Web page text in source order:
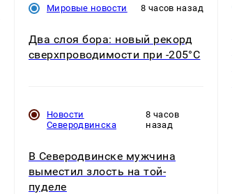
Мировые новости 8 часов назад
Два слоя бора: новый рекорд
сверхпроводимости при -205°C
Новости
Северодвинска
8 часов
назад
В Северодвинске мужчина
выместил злость на той-
пуделе